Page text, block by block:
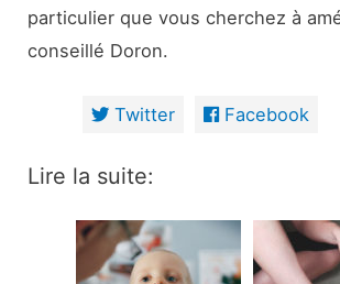
particulier que vous cherchez à
conseillé Doron.
Twitter Facebook
Lire la suite: